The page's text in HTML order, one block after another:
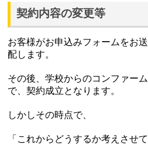
契約内容の変更等
お客様がお申込みフォームをお
配します。
その後、学校からのコンファー
で、契約成立となります。
しかしその時点で、
「これからどうするか考えさせ